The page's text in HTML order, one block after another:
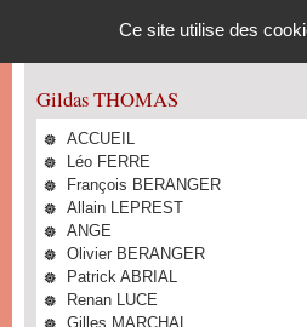
Gildas THOMAS
ACCUEIL
Léo FERRE
François BERANGER
Allain LEPREST
ANGE
Olivier BERANGER
Patrick ABRIAL
Renan LUCE
Gilles MARCHAL
Ce site utilise des